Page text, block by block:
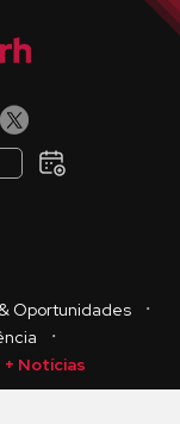
Oportunidades
・
・
+ Notícias